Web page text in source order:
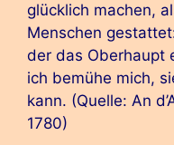
glücklich machen,
Menschen
der das Oberhaupt
ich bemühe mich,
kann. (Quelle: An
1780)